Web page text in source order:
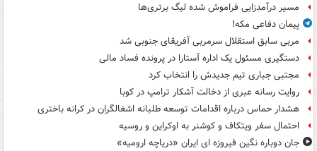
مسیر درآمدزایی فراموش شده لیگ برتری‌ها
پیمان دفاعی مکه!
مربی سابق استقلال سرمربی آفریقای جنوبی شد
دستگیری مسئول یک اداره آستارا در پرونده فساد مالی
مجتبی جباری تیم جدیدش را انتخاب کرد
روایت رسانه عبری از دخالت آشکار ترامپ در کوبا
هشدار حماس درباره اقدامات توسعه طلبانه اشغالگران در کرانه باختری
احتمال سفر ویتکاف و کوشنر به اوکراین و روسیه
جان دوباره نگین فیروزه ای ایران «دریاچه ارومیه»